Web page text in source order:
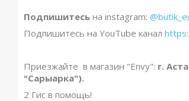
Подпишитесь на instagram:
Подпишитесь на YouTube канал
Приезжайте в магазин "Envy": г.
"Сарыарка").
2 Гис в помощь!